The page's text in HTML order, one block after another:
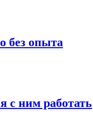
без опыта
с ним работать